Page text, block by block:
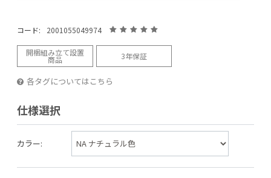
コード: 2001055049974
開梱組み立て設置
商品 3年保証
各タグについてはこちら
仕様選択
カラー: